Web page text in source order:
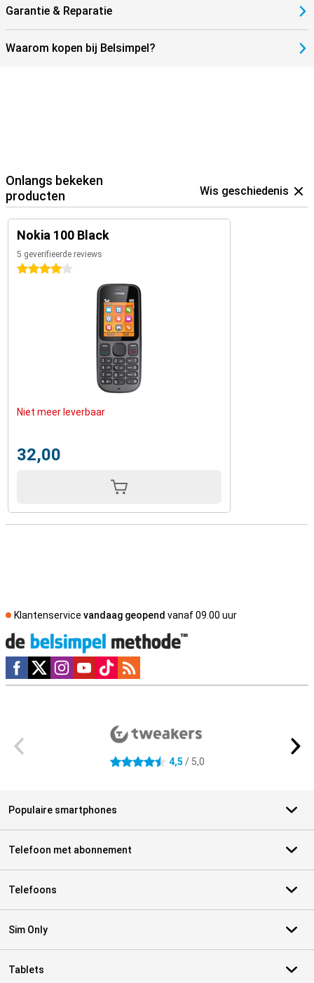
Garantie & Reparatie
Waarom kopen bij Belsimpel?
Onlangs bekeken
producten
Wis geschiedenis
Nokia 100 Black
5 geverifieerde reviews
4 sterren
Niet meer leverbaar
32,00
Klantenservice vandaag geopend vanaf 09.00 uur
Social media
4.5 sterren 4,5 / 5,0
Populaire smartphones
Telefoon met abonnement
Telefoons
Sim Only
Tablets